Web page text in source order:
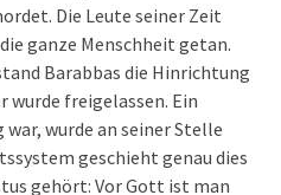
Die Leute seiner Zeit
ganze Menschheit getan.
Barabbas die Hinrichtung
wurde freigelassen. Ein
wurde an seiner Stelle
geschieht genau dies
gehört: Vor Gott ist man